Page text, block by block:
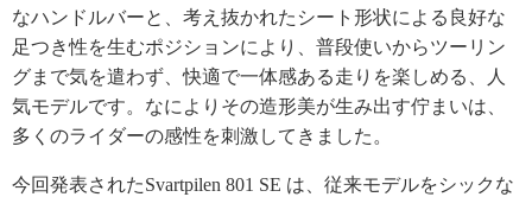
なハンドルバーと、考え抜かれたシート形状による良好な
足つき性を生むポジションにより、普段使いからツーリン
グまで気を遣わず、快適で一体感ある走りを楽しめる、人
気モデルです。なによりその造形美が生み出す佇まいは、
多くのライダーの感性を刺激してきました。
今回発表されたSvartpilen 801 SE は、従来モデルをシックな